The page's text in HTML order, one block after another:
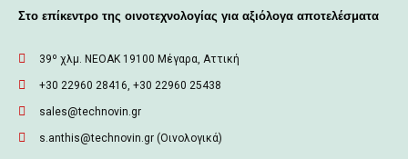
Στο επίκεντρο της οινοτεχνολογίας για αξιόλογα αποτελέσματα
39º χλμ. ΝΕΟΑΚ 19100 Mέγαρα, Αττική
+30 22960 28416, +30 22960 25438
sales@technovin.gr
s.anthis@technovin.gr (Οινολογικά)